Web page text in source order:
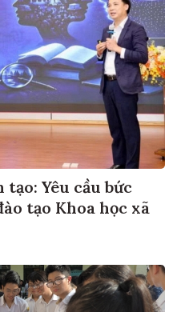
Yêu cầu bức
tạo Khoa học xã